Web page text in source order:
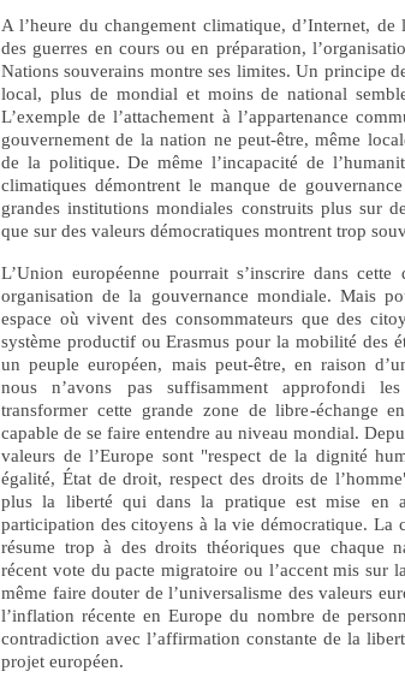
A l’heure du changement climatique, d’Internet,
des guerres en cours ou en préparation,
Nations souverains montre ses limites. Un principe
local, plus de mondial et moins de national
L’exemple de l’attachement à l’appartenance
gouvernement de la nation ne peut-être, même
de la politique. De même l’incapacité de
climatiques démontrent le manque de
grandes institutions mondiales construits plus sur
que sur des valeurs démocratiques montrent trop
L’Union européenne pourrait s’inscrire dans cette
organisation de la gouvernance mondiale. Mais
espace où vivent des consommateurs que des
système productif ou Erasmus pour la mobilité des
un peuple européen, mais peut-être, en raison
nous n’avons pas suffisamment approfondi
transformer cette grande zone de libre-échange
capable de se faire entendre au niveau mondial.
valeurs de l’Europe sont "respect de la dignité
égalité, État de droit, respect des droits de
plus la liberté qui dans la pratique est mise en
participation des citoyens à la vie démocratique. La
résume trop à des droits théoriques que chaque
récent vote du pacte migratoire ou l’accent mis sur
même faire douter de l’universalisme des valeurs
l’inflation récente en Europe du nombre de
contradiction avec l’affirmation constante de la
projet européen.